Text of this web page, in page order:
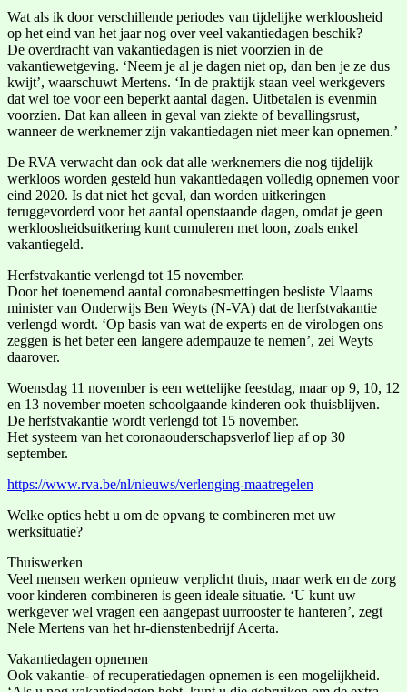
Wat als ik door verschillende periodes van tijdelijke werkloosheid
op het eind van het jaar nog over veel vakantiedagen beschik?
De overdracht van vakantiedagen is niet voorzien in de
vakantiewetgeving. ‘Neem je al je dagen niet op, dan ben je ze dus
kwijt’, waarschuwt Mertens. ‘In de praktijk staan veel werkgevers
dat wel toe voor een beperkt aantal dagen. Uitbetalen is evenmin
voorzien. Dat kan alleen in geval van ziekte of bevallingsrust,
wanneer de werknemer zijn vakantiedagen niet meer kan opnemen.’
De RVA verwacht dan ook dat alle werknemers die nog tijdelijk
werkloos worden gesteld hun vakantiedagen volledig opnemen voor
eind 2020. Is dat niet het geval, dan worden uitkeringen
teruggevorderd voor het aantal openstaande dagen, omdat je geen
werkloosheidsuitkering kunt cumuleren met loon, zoals enkel
vakantiegeld.
Herfstvakantie verlengd tot 15 november.
Door het toenemend aantal coronabesmettingen besliste Vlaams
minister van Onderwijs Ben Weyts (N-VA) dat de herfstvakantie
verlengd wordt. ‘Op basis van wat de experts en de virologen ons
zeggen is het beter een langere adempauze te nemen’, zei Weyts
daarover.
Woensdag 11 november is een wettelijke feestdag, maar op 9, 10, 12
en 13 november moeten schoolgaande kinderen ook thuisblijven.
De herfstvakantie wordt verlengd tot 15 november.
Het systeem van het coronaouderschapsverlof liep af op 30
september.
https://www.rva.be/nl/nieuws/verlenging-maatregelen
Welke opties hebt u om de opvang te combineren met uw
werksituatie?
Thuiswerken
Veel mensen werken opnieuw verplicht thuis, maar werk en de zorg
voor kinderen combineren is geen ideale situatie. ‘U kunt uw
werkgever wel vragen een aangepast uurrooster te hanteren’, zegt
Nele Mertens van het hr-dienstenbedrijf Acerta.
Vakantiedagen opnemen
Ook vakantie- of recuperatiedagen opnemen is een mogelijkheid.